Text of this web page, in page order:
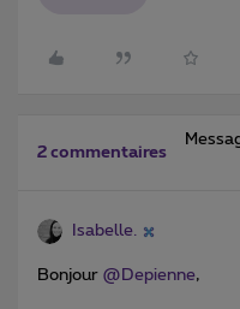
2 commentaires
Isabelle.
Bonjour @Depienne,